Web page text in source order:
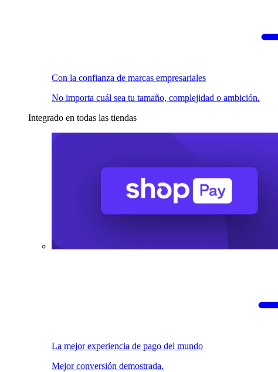
Con la confianza de marcas empresariales
No importa cuál sea tu tamaño, complejidad o ambición.
Integrado en todas las tiendas
La mejor experiencia de pago del mundo
Mejor conversión demostrada.